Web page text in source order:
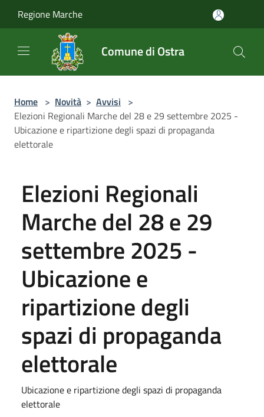
Regione Marche
Comune di Ostra
Home > Novità > Avvisi >
Elezioni Regionali Marche del 28 e 29 settembre 2025 -
Ubicazione e ripartizione degli spazi di propaganda
elettorale
Elezioni Regionali
Marche del 28 e 29
settembre 2025 -
Ubicazione e
ripartizione degli
spazi di propaganda
elettorale
Ubicazione e ripartizione degli spazi di propaganda
elettorale